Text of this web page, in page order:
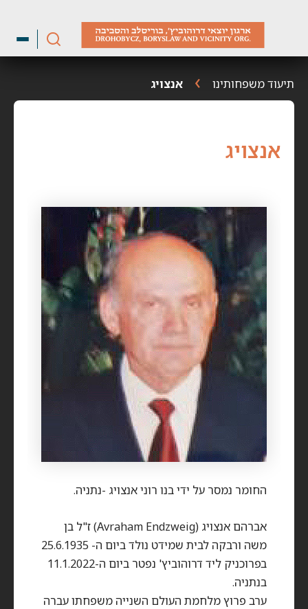
תיעוד משפחותינו אנצויג
אנצויג
החומר נמסר על ידי בנו רוני אנצויג -נתניה.
אברהם אנצויג (Avraham Endzweig) ז"ל בן
משה ורבקה לבית שמידט נולד ביום ה- 25.6.1935
בפרוכניק ליד דרוהוביץ' נפטר ביום ה-11.1.2022
בנתניה.
ערב פרוץ מלחמת העולם השנייה משפחתו עברה